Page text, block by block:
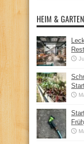
HEIM & GARTEN